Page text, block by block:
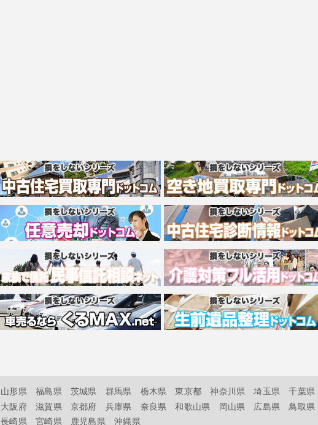
山形県 福島県 茨城県 群馬県 栃木県 東京都 神奈川県 埼玉県 千葉県
大阪府 滋賀県 京都府 兵庫県 奈良県 和歌山県 岡山県 広島県 鳥取県
長崎県 宮崎県 鹿児島県 沖縄県